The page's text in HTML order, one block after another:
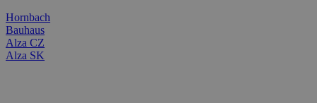
Hornbach
Bauhaus
Alza CZ
Alza SK